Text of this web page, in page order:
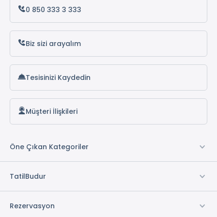
Of Çamlık Bungalov
Raha Villa Bungalow
0 850 333 3 333
Biz sizi arayalım
Tesisinizi Kaydedin
Müşteri İlişkileri
Öne Çıkan Kategoriler
TatilBudur
Rezervasyon